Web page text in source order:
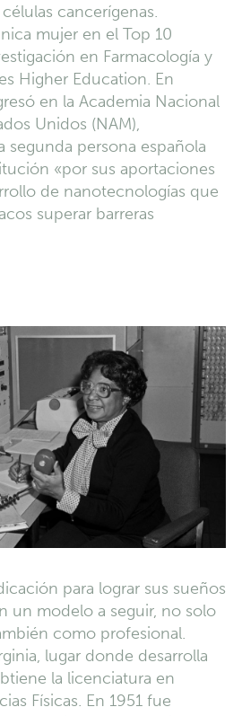
cancerígenas.
mujer en el Top 10
en Farmacología y
Higher Education. En
en la Academia Nacional
Unidos (NAM),
segunda persona española
«por sus aportaciones
de nanotecnologías que
superar barreras
para lograr sus sueños
un modelo a seguir, no solo
como profesional.
lugar donde desarrolla
la licenciatura en
Físicas. En 1951 fue